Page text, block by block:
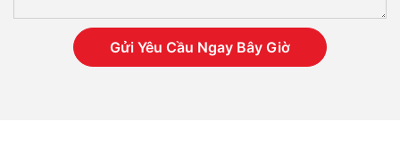
Gửi Yêu Cầu Ngay Bây Giờ